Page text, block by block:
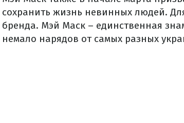
сохранить жизнь невинных людей.
бренда. Мэй Маск – единственная
немало нарядов от самых разных